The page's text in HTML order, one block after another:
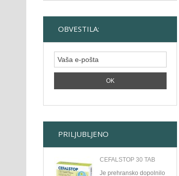
OBVESTILA:
PRILJUBLJENO
CEFALSTOP 30 TAB
Je prehransko dopolnilo